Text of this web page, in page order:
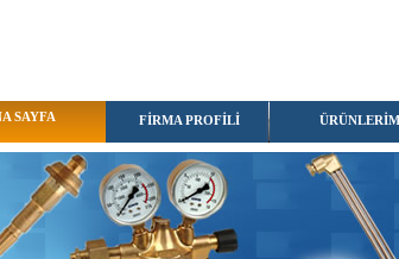
SAYFA FİRMA PROFİLİ